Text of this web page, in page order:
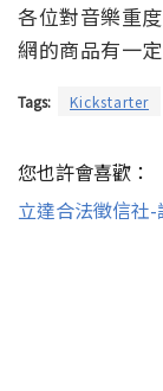
各位對音樂重
網的商品有一
Tags: Kickstarter
您也許會喜歡：
立達合法徵信社